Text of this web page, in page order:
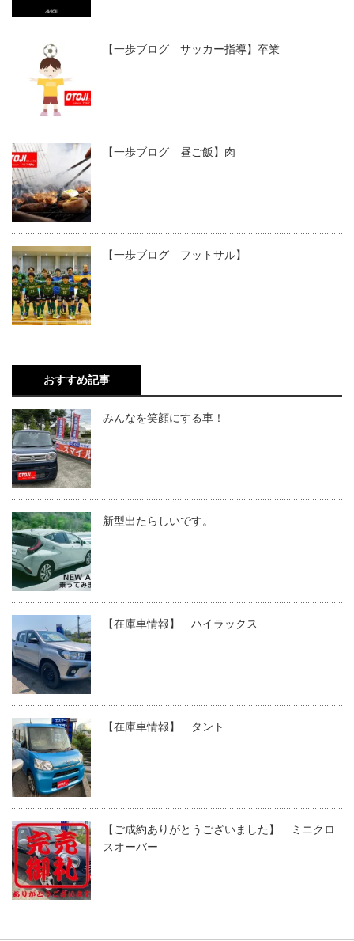
【一歩ブログ サッカー指導】卒業
【一歩ブログ 昼ご飯】肉
【一歩ブログ フットサル】
おすすめ記事
みんなを笑顔にする車！
新型出たらしいです。
【在庫車情報】 ハイラックス
【在庫車情報】 タント
【ご成約ありがとうございました】 ミニクロ
スオーバー